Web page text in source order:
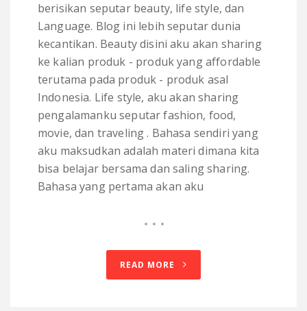
berisikan seputar beauty, life style, dan
Language. Blog ini lebih seputar dunia
kecantikan. Beauty disini aku akan sharing
ke kalian produk - produk yang affordable
terutama pada produk - produk asal
Indonesia. Life style, aku akan sharing
pengalamanku seputar fashion, food,
movie, dan traveling . Bahasa sendiri yang
aku maksudkan adalah materi dimana kita
bisa belajar bersama dan saling sharing.
Bahasa yang pertama akan aku
READ MORE